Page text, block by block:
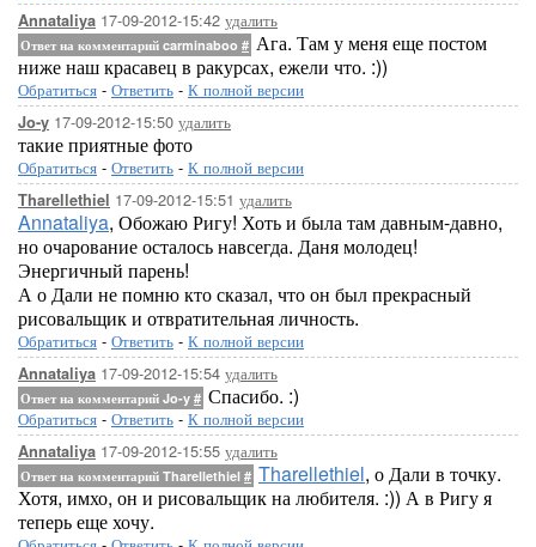
Annataliya 17-09-2012-15:42 удалить
Ответ на комментарий carminaboo # Ага. Там у меня еще постом
ниже наш красавец в ракурсах, ежели что. :))
Обратиться - Ответить - К полной версии
Jo-y 17-09-2012-15:50 удалить
такие приятные фото
Обратиться - Ответить - К полной версии
Tharellethiel 17-09-2012-15:51 удалить
Annataliya, Обожаю Ригу! Хоть и была там давным-давно,
но очарование осталось навсегда. Даня молодец!
Энергичный парень!
А о Дали не помню кто сказал, что он был прекрасный
рисовальщик и отвратительная личность.
Обратиться - Ответить - К полной версии
Annataliya 17-09-2012-15:54 удалить
Ответ на комментарий Jo-y # Спасибо. :)
Обратиться - Ответить - К полной версии
Annataliya 17-09-2012-15:55 удалить
Ответ на комментарий Tharellethiel # Tharellethiel, о Дали в точку.
Хотя, имхо, он и рисовальщик на любителя. :)) А в Ригу я
теперь еще хочу.